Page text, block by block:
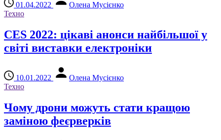
01.04.2022
Олена Мусієнко
Техно
CES 2022: цікаві анонси найбільшої у
світі виставки електроніки
10.01.2022
Олена Мусієнко
Техно
Чому дрони можуть стати кращою
заміною феєрверків